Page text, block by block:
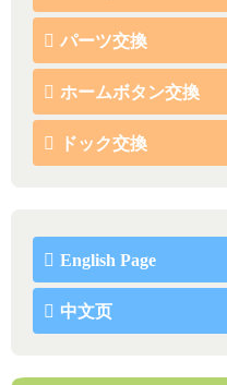
パーツ交換
ホームボタン交換
ドック交換
English Page
中文页